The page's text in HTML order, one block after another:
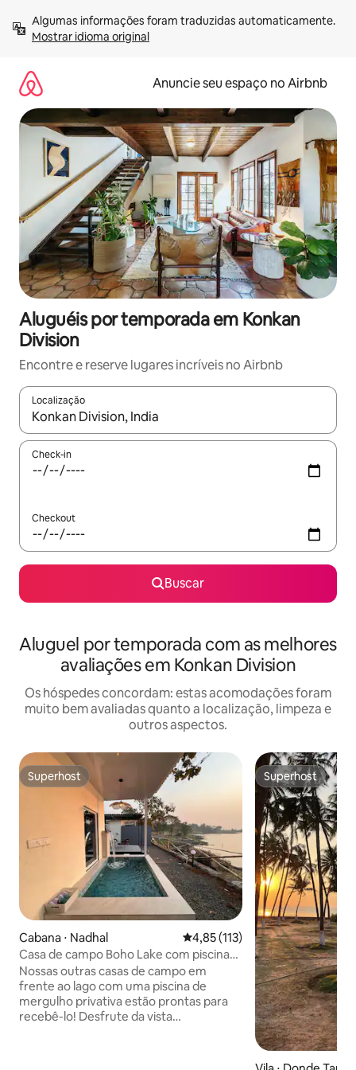
para
Mostrar idioma original
Anuncie seu espaço no Airbnb
Aluguéis por temporada em Konkan
Division
Encontre e reserve lugares incríveis no Airbnb
Localização
Quando os resultados estiverem disponíveis, explore-os
Check-in
Checkout
Buscar
Aluguel por temporada com as melhores
avaliações em Konkan Division
Os hóspedes concordam: estas acomodações foram
muito bem avaliadas quanto a localização, limpeza e
outros aspectos.
Superhost
Superhost
Cabana ⋅ Nadhal 4,85 de uma avaliação média de
4,85 (113)
Casa de campo Boho Lake com piscina
privativa
Nossas outras casas de campo em
frente ao lago com uma piscina de
mergulho privativa estão prontas para
recebê-lo! Desfrute da vista
Superhost
Superhost